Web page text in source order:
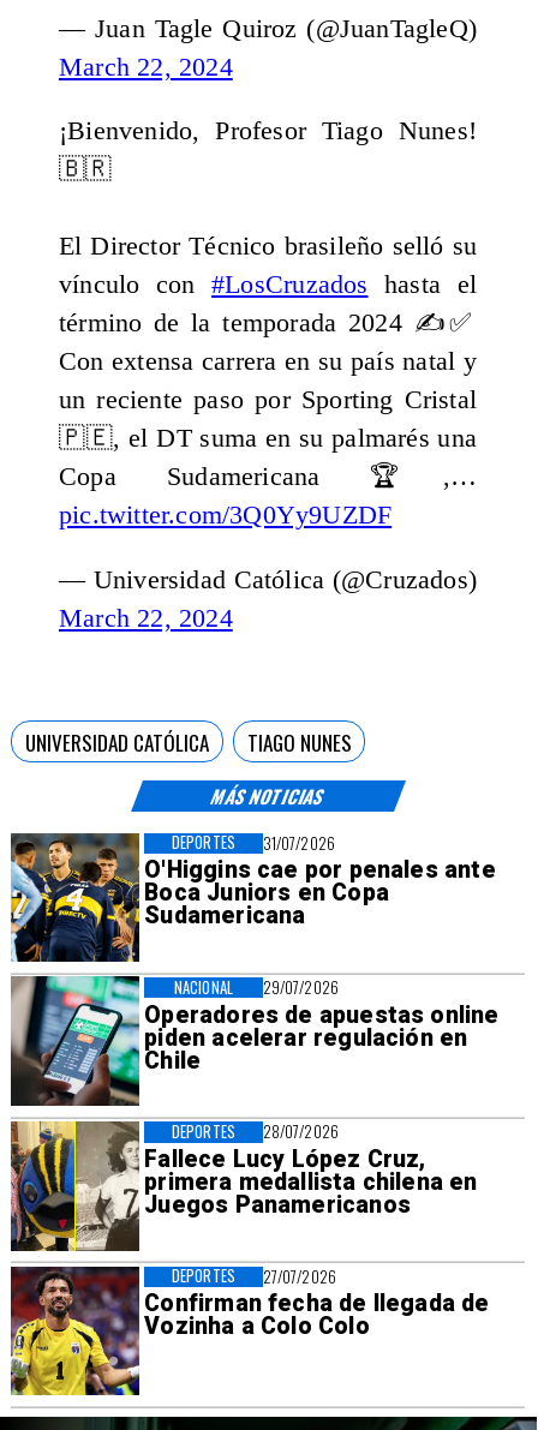
MÁS NOTICIAS
31/07/2026
O'Higgins cae por penales ante
Boca Juniors en Copa
Sudamericana
DEPORTES
29/07/2026
Operadores de apuestas online
piden acelerar regulación en
Chile
NACIONAL
28/07/2026
Fallece Lucy López Cruz,
primera medallista chilena en
Juegos Panamericanos
DEPORTES
27/07/2026
Confirman fecha de llegada de
Vozinha a Colo Colo
DEPORTES
— Juan Tagle Quiroz (@JuanTagleQ)
March 22, 2024
¡Bienvenido, Profesor Tiago Nunes!
🇧🇷
El Director Técnico brasileño selló su
vínculo con#LosCruzados hasta el
término de la temporada 2024 ✍️✅
Con extensa carrera en su país natal y
un reciente paso por Sporting Cristal
🇵🇪, el DT suma en su palmarés una
Copa Sudamericana 🏆,…
pic.twitter.com/3Q0Yy9UZDF
— Universidad Católica (@Cruzados)
March 22, 2024
UNIVERSIDAD CATÓLICA TIAGO NUNES